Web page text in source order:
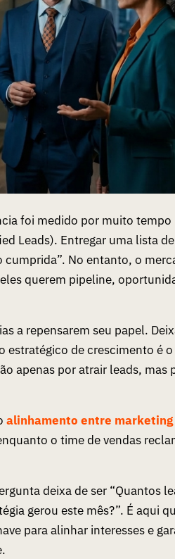
foi medido por muito
Leads). Entregar uma lista
No entanto, o
querem pipeline,
a repensarem seu papel.
estratégico de crescimento é
apenas por atrair leads, mas
alinhamento entre marketing
o time de vendas
deixa de ser “Quantos
gerou este mês?”. É aqui
para alinhar interesses e